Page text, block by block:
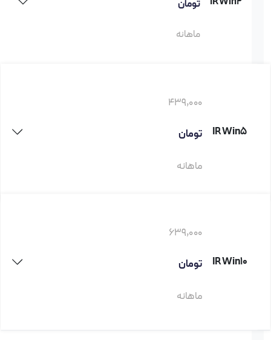
تومان
ماهانه
IRWin5
439,000
تومان
ماهانه
IRWin10
639,000
تومان
ماهانه